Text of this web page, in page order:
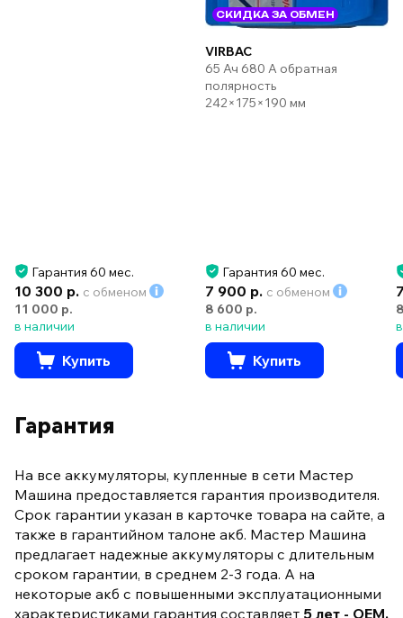
Гарантия 60 мес.
10 300 р. с обменом
11 000 р.
в наличии
Купить
СКИДКА ЗА ОБМЕН
VIRBAC
65 Ач 680 А обратная
полярность
242×175×190 мм
Гарантия 60 мес.
7 900 р. с обменом
8 600 р.
в наличии
Купить
Гарантия
На все аккумуляторы, купленные в сети Мастер
Машина предоставляется гарантия производителя.
Срок гарантии указан в карточке товара на сайте, а
также в гарантийном талоне акб. Мастер Машина
предлагает надежные аккумуляторы с длительным
сроком гарантии, в среднем 2-3 года. А на
некоторые акб с повышенными эксплуатационными
характеристиками гарантия составляет 5 лет - OEM,